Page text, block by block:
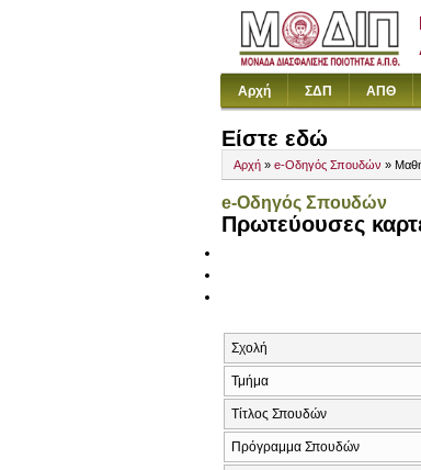
Αρχή ΣΔΠ ΑΠΘ
Είστε εδώ
Αρχή » e-Οδηγός Σπουδών »
e-Οδηγός Σπουδών
Πρωτεύουσες
Σχολή
Τμήμα
Τίτλος Σπουδών
Πρόγραμμα Σπουδών